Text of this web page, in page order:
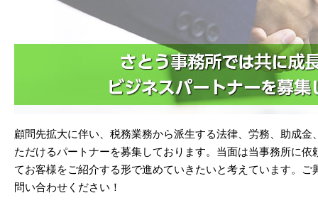
顧問先拡大に伴い、税務業務から派生する法律、労務、助成
ただけるパートナーを募集しております。当面は当事務所に
てお客様をご紹介する形で進めていきたいと考えています。
問い合わせください！